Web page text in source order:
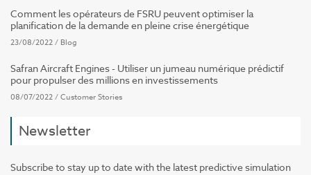
Comment les opérateurs de FSRU peuvent optimiser la
planification de la demande en pleine crise énergétique
23/08/2022/ Blog
Safran Aircraft Engines - Utiliser un jumeau numérique prédictif
pour propulser des millions en investissements
08/07/2022/Customer Stories
Newsletter
Subscribe to stay up to date with the latest predictive simulation